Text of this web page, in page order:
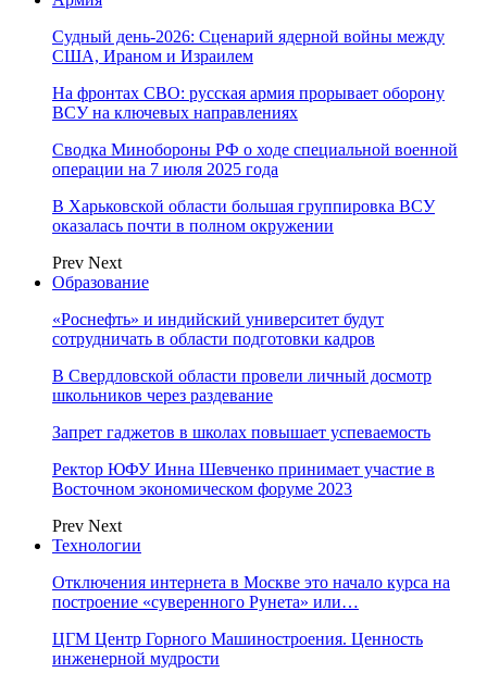
Судный день-2026: Сценарий ядерной войны между
США, Ираном и Израилем
На фронтах СВО: русская армия прорывает оборону
ВСУ на ключевых направлениях
Сводка Минобороны РФ о ходе специальной военной
операции на 7 июля 2025 года
В Харьковской области большая группировка ВСУ
оказалась почти в полном окружении
Prev Next
Образование
«Роснефть» и индийский университет будут
сотрудничать в области подготовки кадров
В Свердловской области провели личный досмотр
школьников через раздевание
Запрет гаджетов в школах повышает успеваемость
Ректор ЮФУ Инна Шевченко принимает участие в
Восточном экономическом форуме 2023
Prev Next
Технологии
Отключения интернета в Москве это начало курса на
построение «суверенного Рунета» или…
ЦГМ Центр Горного Машиностроения. Ценность
инженерной мудрости